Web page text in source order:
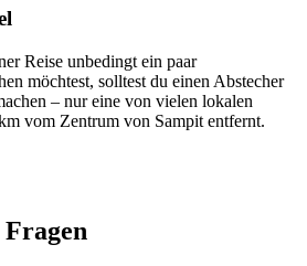
Reise unbedingt ein paar
möchtest, solltest du einen Abstecher
– nur eine von vielen lokalen
vom Zentrum von Sampit entfernt.